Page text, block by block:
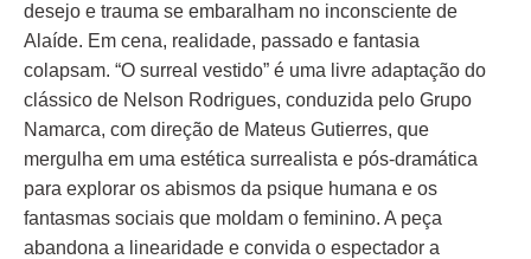
desejo e trauma se embaralham no inconsciente de
Alaíde. Em cena, realidade, passado e fantasia
colapsam. “O surreal vestido” é uma livre adaptação do
clássico de Nelson Rodrigues, conduzida pelo Grupo
Namarca, com direção de Mateus Gutierres, que
mergulha em uma estética surrealista e pós-dramática
para explorar os abismos da psique humana e os
fantasmas sociais que moldam o feminino. A peça
abandona a linearidade e convida o espectador a